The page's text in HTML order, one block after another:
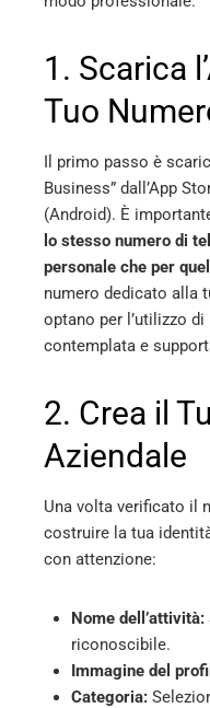
1. Scarica
Tuo
Il primo passo è
Business” dall’App
(Android). È
lo stesso numero di
personale che per
numero dedicato alla
optano per l’utilizzo
contemplata e
2. Crea il
Aziendale
Una volta verificato il
costruire la tua
con attenzione:
Nome dell’attività:
riconoscibile.
Immagine del
Categoria: